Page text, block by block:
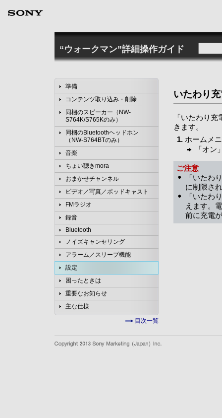
“ウォークマン”詳細操作ガイド
準備
コンテンツ取り込み・削除
同梱のスピーカー（NW-
S764K/S765Kのみ）
同梱のBluetoothヘッドホン
（NW-S764BTのみ）
音楽
ちょい聴きmora
おまかせチャンネル
ビデオ／写真／ポッドキャスト
FMラジオ
録音
Bluetooth
ノイズキャンセリング
アラーム／スリープ機能
設定
困ったときは
重要なお知らせ
主な仕様
目次一覧
いたわり
「いたわり
きます。
ホームメ
「オ
ご注意
「いたわ
に制限さ
「いたわ
えます。
前に充電